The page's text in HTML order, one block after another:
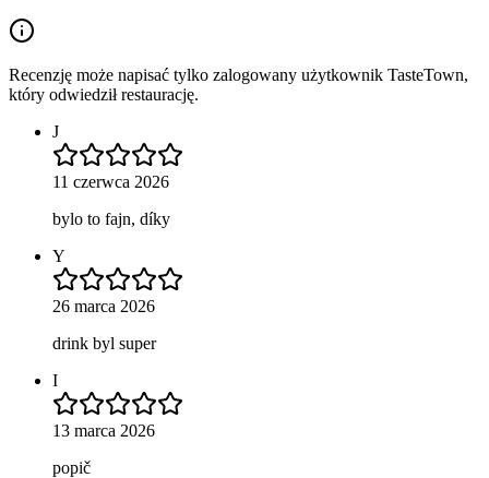
Recenzję może napisać tylko zalogowany użytkownik TasteTown,
który odwiedził restaurację.
J
11 czerwca 2026
bylo to fajn, díky
Y
26 marca 2026
drink byl super
I
13 marca 2026
popič